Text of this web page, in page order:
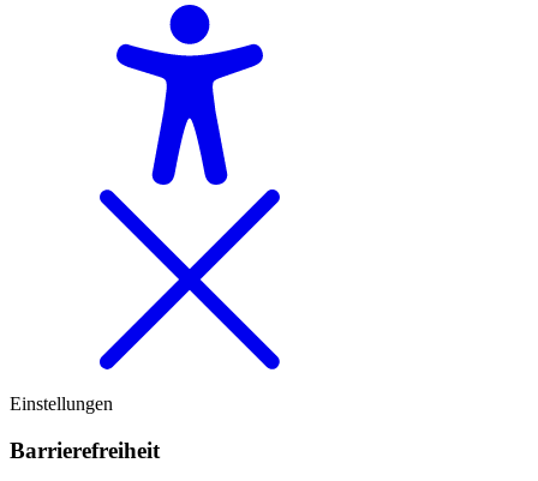
Einstellungen
Barriere­freiheit